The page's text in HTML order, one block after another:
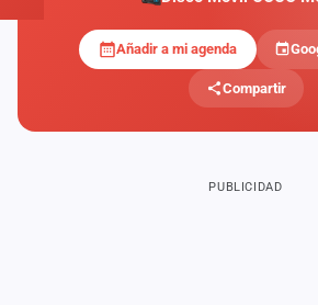
Añadir a mi agenda
Compartir
PUBLICIDAD